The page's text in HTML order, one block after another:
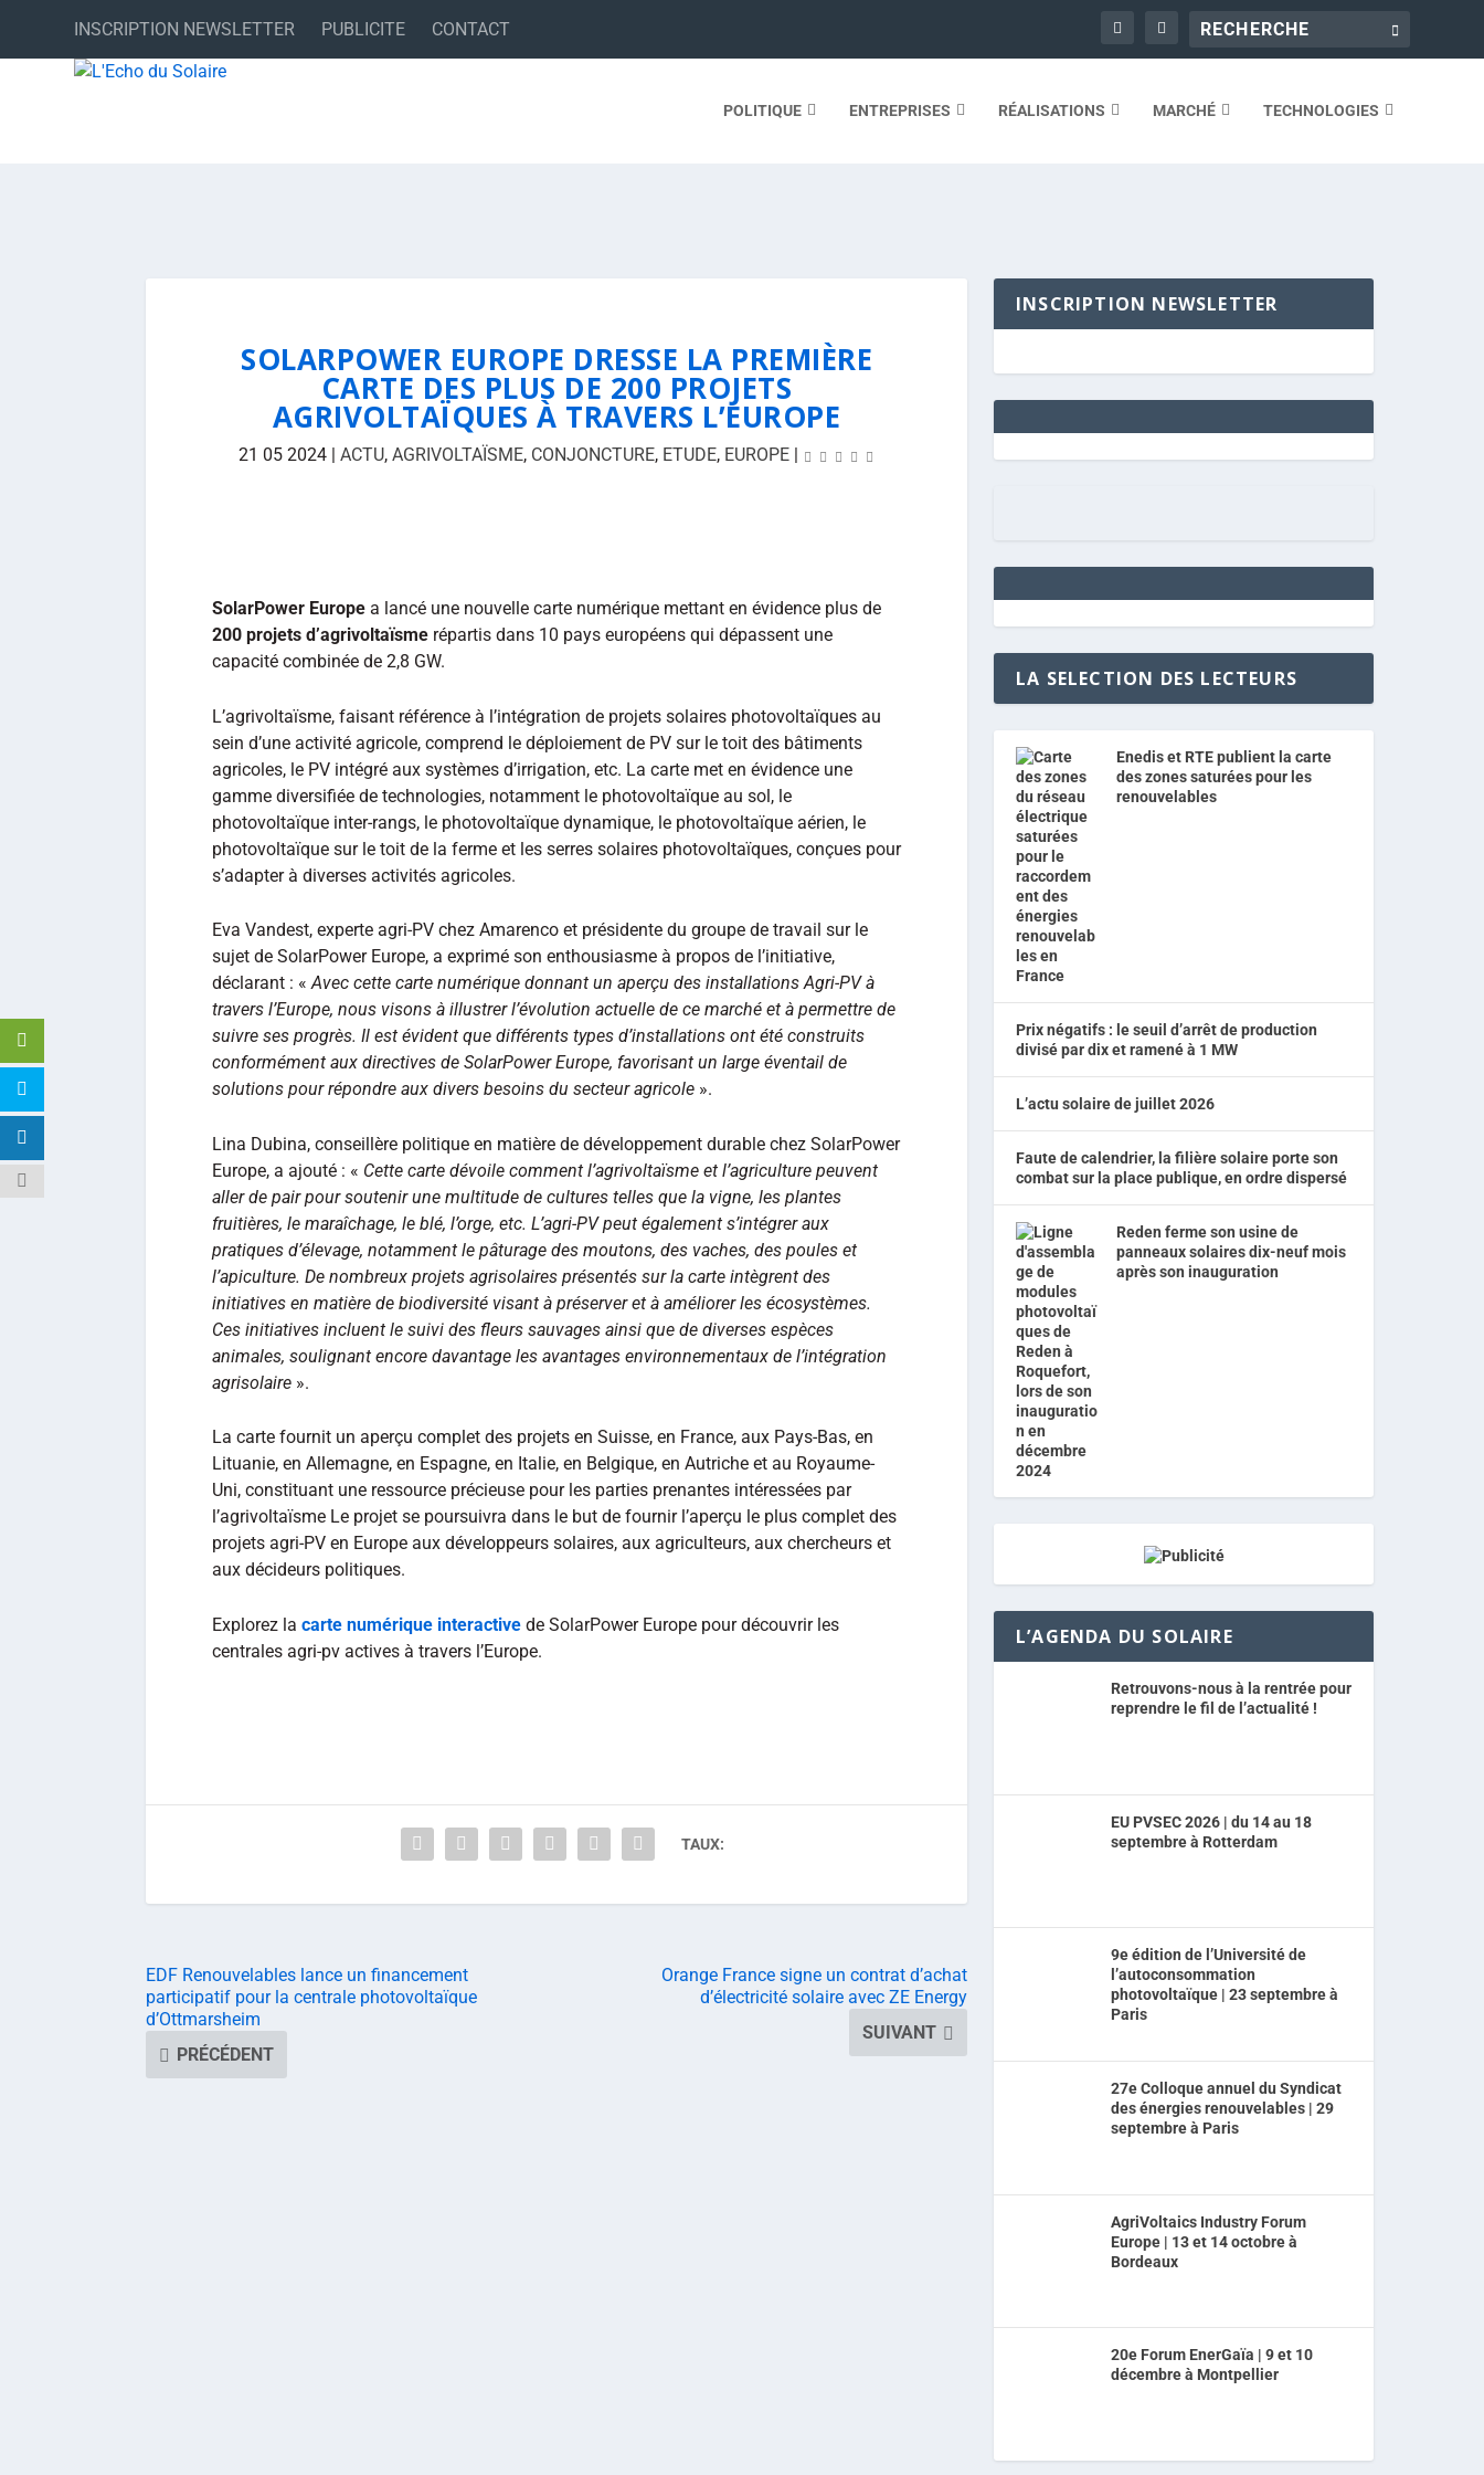
INSCRIPTION NEWSLETTER PUBLICITE CONTACT
POLITIQUE ENTREPRISES RÉALISATIONS MARCHÉ TECHNOLOGIES
SOLARPOWER EUROPE DRESSE LA PREMIÈRE
CARTE DES PLUS DE 200 PROJETS
AGRIVOLTAÏQUES À TRAVERS L’EUROPE
21 05 2024| ACTU, AGRIVOLTAÏSME, CONJONCTURE, ETUDE, EUROPE|
SolarPower Europe a lancé une nouvelle carte numérique mettant en évidence plus de
200 projets d’agrivoltaïsme répartis dans 10 pays européens qui dépassent une
capacité combinée de 2,8 GW.
L’agrivoltaïsme, faisant référence à l’intégration de projets solaires photovoltaïques au
sein d’une activité agricole, comprend le déploiement de PV sur le toit des bâtiments
agricoles, le PV intégré aux systèmes d’irrigation, etc. La carte met en évidence une
gamme diversifiée de technologies, notamment le photovoltaïque au sol, le
photovoltaïque inter-rangs, le photovoltaïque dynamique, le photovoltaïque aérien, le
photovoltaïque sur le toit de la ferme et les serres solaires photovoltaïques, conçues pour
s’adapter à diverses activités agricoles.
Eva Vandest, experte agri-PV chez Amarenco et présidente du groupe de travail sur le
sujet de SolarPower Europe, a exprimé son enthousiasme à propos de l’initiative,
déclarant : «Avec cette carte numérique donnant un aperçu des installations Agri-PV à
travers l’Europe, nous visons à illustrer l’évolution actuelle de ce marché et à permettre de
suivre ses progrès. Il est évident que différents types d’installations ont été construits
conformément aux directives de SolarPower Europe, favorisant un large éventail de
solutions pour répondre aux divers besoins du secteur agricole ».
Lina Dubina, conseillère politique en matière de développement durable chez SolarPower
Europe, a ajouté : « Cette carte dévoile comment l’agrivoltaïsme et l’agriculture peuvent
aller de pair pour soutenir une multitude de cultures telles que la vigne, les plantes
fruitières, le maraîchage, le blé, l’orge, etc. L’agri-PV peut également s’intégrer aux
pratiques d’élevage, notamment le pâturage des moutons, des vaches, des poules et
l’apiculture. De nombreux projets agrisolaires présentés sur la carte intègrent des
initiatives en matière de biodiversité visant à préserver et à améliorer les écosystèmes.
Ces initiatives incluent le suivi des fleurs sauvages ainsi que de diverses espèces
animales, soulignant encore davantage les avantages environnementaux de l’intégration
agrisolaire ».
La carte fournit un aperçu complet des projets en Suisse, en France, aux Pays-Bas, en
Lituanie, en Allemagne, en Espagne, en Italie, en Belgique, en Autriche et au Royaume-
Uni, constituant une ressource précieuse pour les parties prenantes intéressées par
l’agrivoltaïsme Le projet se poursuivra dans le but de fournir l’aperçu le plus complet des
projets agri-PV en Europe aux développeurs solaires, aux agriculteurs, aux chercheurs et
aux décideurs politiques.
Explorez la carte numérique interactive de SolarPower Europe pour découvrir les
centrales agri-pv actives à travers l’Europe.
TAUX:
EDF Renouvelables lance un financement
participatif pour la centrale photovoltaïque
d’Ottmarsheim
PRÉCÉDENT
Orange France signe un contrat d’achat
d’électricité solaire avec ZE Energy
SUIVANT
INSCRIPTION NEWSLETTER
LA SELECTION DES LECTEURS
Enedis et RTE publient la carte
des zones saturées pour les
renouvelables
Prix négatifs : le seuil d’arrêt de production
divisé par dix et ramené à 1 MW
L’actu solaire de juillet 2026
Faute de calendrier, la filière solaire porte son
combat sur la place publique, en ordre dispersé
Reden ferme son usine de
panneaux solaires dix-neuf mois
après son inauguration
L’AGENDA DU SOLAIRE
Retrouvons-nous à la rentrée pour
reprendre le fil de l’actualité !
EU PVSEC 2026 | du 14 au 18
septembre à Rotterdam
9e édition de l’Université de
l’autoconsommation
photovoltaïque | 23 septembre à
Paris
27e Colloque annuel du Syndicat
des énergies renouvelables | 29
septembre à Paris
AgriVoltaics Industry Forum
Europe | 13 et 14 octobre à
Bordeaux
20e Forum EnerGaïa | 9 et 10
décembre à Montpellier